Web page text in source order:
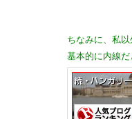
ちなみに、私
基本的に内線だ